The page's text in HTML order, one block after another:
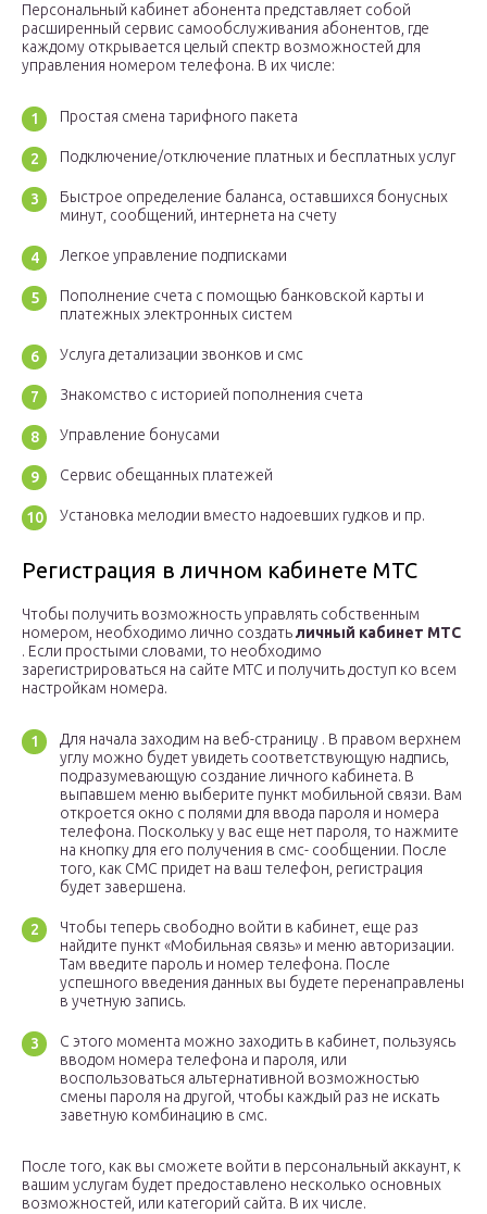
Персональный кабинет абонента представляет собой
расширенный сервис самообслуживания абонентов, где
каждому открывается целый спектр возможностей для
управления номером телефона. В их числе:
Простая смена тарифного пакета
Подключение/отключение платных и бесплатных услуг
Быстрое определение баланса, оставшихся бонусных
минут, сообщений, интернета на счету
Легкое управление подписками
Пополнение счета с помощью банковской карты и
платежных электронных систем
Услуга детализации звонков и смс
Знакомство с историей пополнения счета
Управление бонусами
Сервис обещанных платежей
Установка мелодии вместо надоевших гудков и пр.
Регистрация в личном кабинете МТС
Чтобы получить возможность управлять собственным
номером, необходимо лично создатьличный кабинет МТС
. Если простыми словами, то необходимо
зарегистрироваться на сайте МТС и получить доступ ко всем
настройкам номера.
Для начала заходим на веб-страницу . В правом верхнем
углу можно будет увидеть соответствующую надпись,
подразумевающую создание личного кабинета. В
выпавшем меню выберите пункт мобильной связи. Вам
откроется окно с полями для ввода пароля и номера
телефона. Поскольку у вас еще нет пароля, то нажмите
на кнопку для его получения в смс- сообщении. После
того, как СМС придет на ваш телефон, регистрация
будет завершена.
Чтобы теперь свободно войти в кабинет, еще раз
найдите пункт «Мобильная связь» и меню авторизации.
Там введите пароль и номер телефона. После
успешного введения данных вы будете перенаправлены
в учетную запись.
С этого момента можно заходить в кабинет, пользуясь
вводом номера телефона и пароля, или
воспользоваться альтернативной возможностью
смены пароля на другой, чтобы каждый раз не искать
заветную комбинацию в смс.
После того, как вы сможете войти в персональный аккаунт, к
вашим услугам будет предоставлено несколько основных
возможностей, или категорий сайта. В их числе.